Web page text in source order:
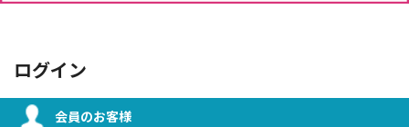
ログイン
会員のお客様